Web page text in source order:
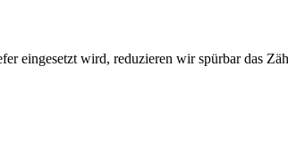
eingesetzt wird, reduzieren wir spürbar das